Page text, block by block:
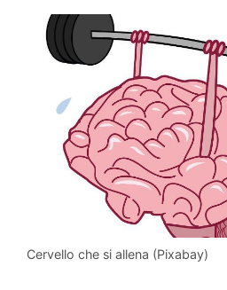
Cervello che si allena (Pixabay)